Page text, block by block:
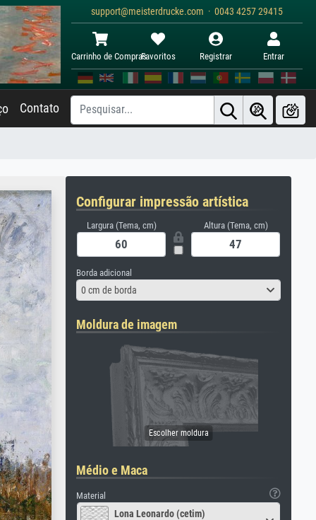
support@meisterdrucke.com · 0043 4257 29415
Carrinho de ComprasFavoritos Registrar Entrar
Contato
Configurar impressão artística
Largura (Tema, cm) Altura (Tema, cm)
Borda adicional
0 cm de borda
Moldura de imagem
Médio e Maca
Material
Lona Leonardo (cetim)